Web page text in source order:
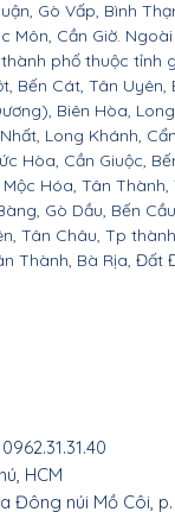
Gò Vấp, Bình
Môn, Cần Giờ.
phố thuộc tỉnh
Bến Cát, Tân
Biên Hòa,
Long Khánh,
Hòa, Cần Giuộc,
Hóa, Tân
Gò Dầu, Bến
Tân Châu, Tp
Thành, Bà Rịa, Đất
HCM
Đông núi Mồ Côi,